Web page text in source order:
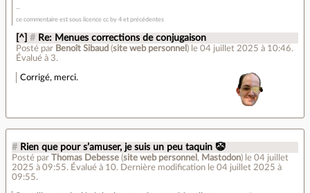
ce commentaire est sous licence cc by 4 et précédentes
[^] # Re: Menues corrections de conjugaison
Posté par Benoît Sibaud (site web personnel ) le 04 juillet 2025 à 10:46.
Évalué à 3.
Corrigé, merci.
# Rien que pour s’amuser, je suis un peu taquin 🤡️
Posté par Thomas Debesse (site web personnel , Mastodon) le 04 juillet
2025 à 09:55. Évalué à 10. Dernière modification le 04 juillet 2025 à
09:55.